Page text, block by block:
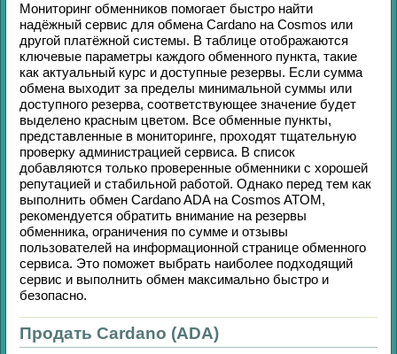
Мониторинг обменников помогает быстро найти
надёжный сервис для обмена Cardano на Cosmos или
другой платёжной системы. В таблице отображаются
ключевые параметры каждого обменного пункта, такие
как актуальный курс и доступные резервы. Если сумма
обмена выходит за пределы минимальной суммы или
доступного резерва, соответствующее значение будет
выделено красным цветом. Все обменные пункты,
представленные в мониторинге, проходят тщательную
проверку администрацией сервиса. В список
добавляются только проверенные обменники с хорошей
репутацией и стабильной работой. Однако перед тем как
выполнить обмен Cardano ADAна Cosmos ATOM,
рекомендуется обратить внимание на резервы
обменника, ограничения по сумме и отзывы
пользователей на информационной странице обменного
сервиса. Это поможет выбрать наиболее подходящий
сервис и выполнить обмен максимально быстро и
безопасно.
Продать Cardano (ADA)